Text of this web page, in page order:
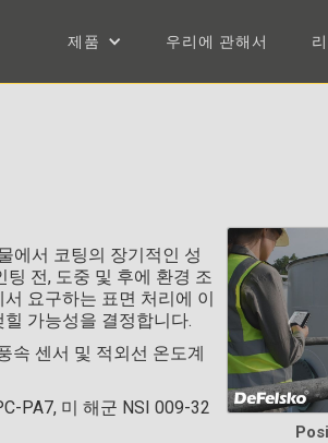
제품 우리에 관해서
에서 코팅의 장기적인 성
전, 도중 및 후에 환경 조
요구하는 표면 처리에 이
가능성을 결정합니다.
속 센서 및 적외선 온도계
PA7, 미 해군 NSI 009-32